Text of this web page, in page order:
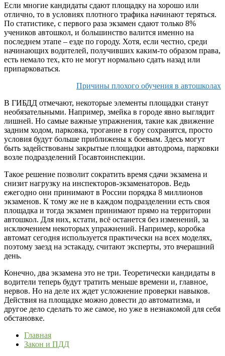
Если многие кандидаты сдают площадку на хорошо или
отлично, то в условиях плотного трафика начинают теряться.
По статистике, с первого раза экзамен сдают только 8%
учеников автошкол, и большинство валится именно на
последнем этапе – езде по городу. Хотя, если честно, среди
начинающих водителей, получивших каким-то образом права,
есть немало тех, кто не могут нормально сдать назад или
припарковаться.
Причины плохого обучения в автошколах
В ГИБДД отмечают, некоторые элементы площадки станут
необязательными. Например, змейка в городе явно выглядит
лишней. Но самые важные упражнения, такие как движение
задним ходом, парковка, трогание в гору сохранятся, просто
условия будут больше приближены к боевым. Здесь могут
быть задействованы закрытые площадки автодрома, парковки
возле подразделений Госавтоинспекции.
Такое решение позволит сократить время сдачи экзамена и
снизит нагрузку на инспекторов-экзаменаторов. Ведь
ежегодно они принимают в России порядка 8 миллионов
экзаменов. К тому же не в каждом подразделении есть своя
площадка и тогда экзамен принимают прямо на территории
автошкол. Для них, кстати, всё останется без изменений, за
исключением некоторых упражнений. Например, коробка
автомат сегодня используется практически на всех моделях,
поэтому заезд на эстакаду, считают эксперты, это вчерашний
день.
Конечно, два экзамена это не три. Теоретически кандидаты в
водители теперь будут тратить меньше времени и, главное,
нервов. Но на деле их ждет усложнение проверки навыков.
Действия на площадке можно довести до автоматизма, и
другое дело сделать то же самое, но уже в незнакомой для себя
обстановке.
Главная
Закон и ПДД